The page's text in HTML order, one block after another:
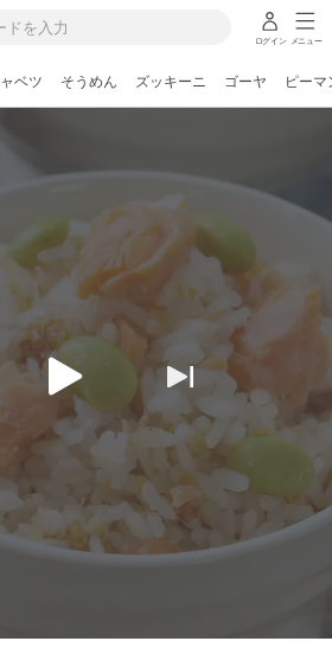
ログイン メニュー
ベツ そうめん ズッキーニ ゴーヤ ピーマ